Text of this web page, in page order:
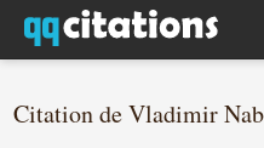
Citation de Vladimir